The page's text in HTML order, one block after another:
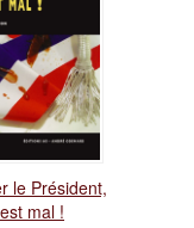
le Président,
mal !